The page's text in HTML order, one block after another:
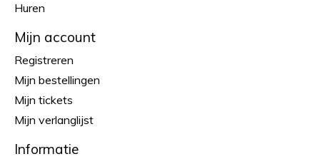
Huren
Mijn account
Registreren
Mijn bestellingen
Mijn tickets
Mijn verlanglijst
Informatie